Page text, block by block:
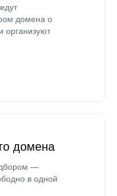
домена о
организуют
домена
—
в одной